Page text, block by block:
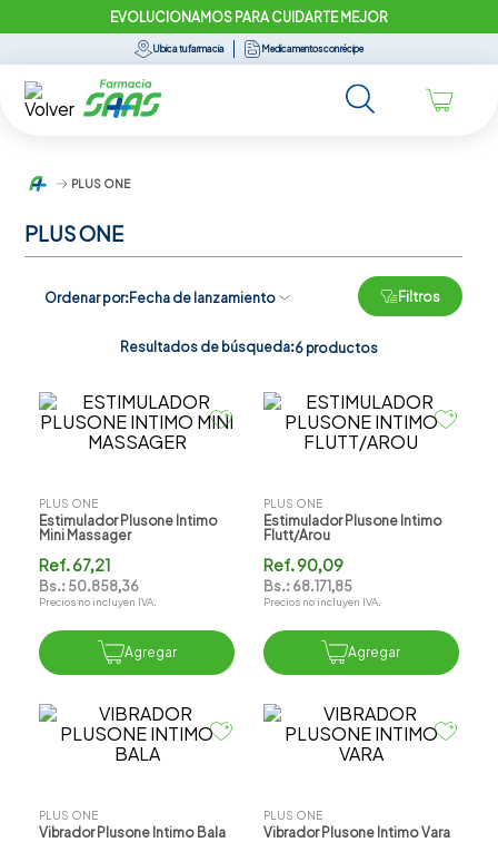
EVOLUCIONAMOS PARA CUIDARTE MEJOR
Ubica tu farmacia Medicamentos con récipe
PLUS ONE
PLUS ONE
Ordenar por Fecha de lanzamiento Filtros
Resultados de búsqueda:6 productos
PLUS ONE
Estimulador Plusone Intimo
Mini Massager
Ref.67,21
Bs.: 50.858,36
Precios no incluyen IVA.
Agregar
PLUS ONE
Estimulador Plusone Intimo
Flutt/arou
Ref.90,09
Bs.: 68.171,85
Precios no incluyen IVA.
Agregar
PLUS ONE
Vibrador Plusone Intimo Bala
PLUS ONE
Vibrador Plusone Intimo Vara